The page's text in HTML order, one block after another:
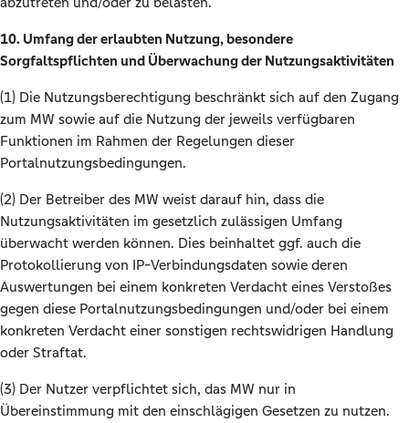
10. Umfang der erlaubten Nutzung, besondere
Sorgfaltspflichten und Überwachung der Nutzungsaktivitäten
(1) Die Nutzungsberechtigung beschränkt sich auf den Zugang
zum MW sowie auf die Nutzung der jeweils verfügbaren
Funktionen im Rahmen der Regelungen dieser
Portalnutzungsbedingungen.
(2) Der Betreiber des MW weist darauf hin, dass die
Nutzungsaktivitäten im gesetzlich zulässigen Umfang
überwacht werden können. Dies beinhaltet ggf. auch die
Protokollierung von IP-Verbindungsdaten sowie deren
Auswertungen bei einem konkreten Verdacht eines Verstoßes
gegen diese Portalnutzungsbedingungen und/oder bei einem
konkreten Verdacht einer sonstigen rechtswidrigen Handlung
oder Straftat.
(3) Der Nutzer verpflichtet sich, das MW nur in
Übereinstimmung mit den einschlägigen Gesetzen zu nutzen.